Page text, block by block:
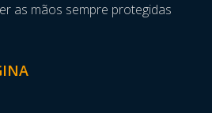
as mãos sempre protegidas